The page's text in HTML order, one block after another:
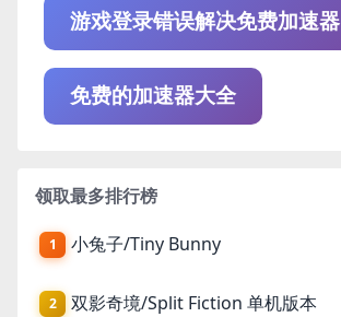
游戏登录错误解决免费加速器
免费的加速器大全
领取最多排行榜
1 小兔子/Tiny Bunny
2 双影奇境/Split Fiction 单机版本